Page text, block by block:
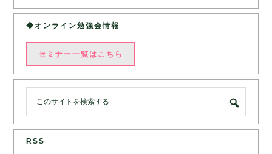
◆オンライン勉強会情報
セミナー一覧はこちら
RSS